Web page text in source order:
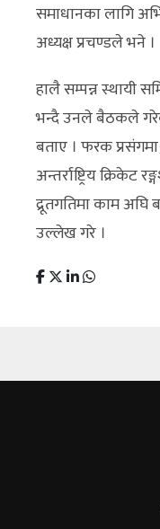
समाधानका लागि
अध्यक्ष प्रचण्डले भने ।
हालै सम्पन्न स्थायी
भन्दै उनले बैठकले
बताए । फरक
अन्तर्राष्ट्रिय क्रिकेट
द्रूतगतिमा काम
उल्लेख गरे ।